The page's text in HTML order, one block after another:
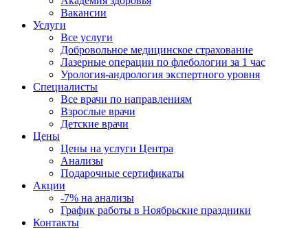
Вакансии
Услуги
Все услуги
Добровольное медицинское страхование
Лазерные операции по флебологии за 1 час
Урология-андрология экспертного уровня
Специалисты
Все врачи по направлениям
Взрослые врачи
Детские врачи
Цены
Цены на услуги Центра
Анализы
Подарочные сертификаты
Акции
-7% на анализы
График работы в Ноябрьские праздники
Контакты